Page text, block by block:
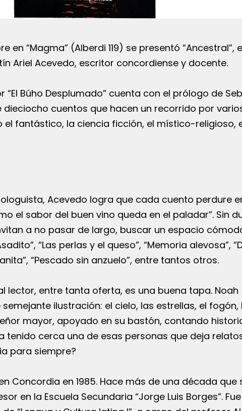
en “Magma” (Alberdi 119) se presentó “Ancestral”,
Ariel Acevedo, escritor concordiense y docente.
“El Búho Desplumado” cuenta con el prólogo de
dieciocho cuentos que hacen un recorrido por
el fantástico, la ciencia ficción, el místico-religioso,
Acevedo logra que cada cuento perdure
el sabor del buen vino queda en el paladar”. Sin
a no pasar de largo, buscar un espacio
“Las perlas y el queso”, “Memoria alevosa”,
“Pescado sin anzuelo”, entre tantos otros.
lector, entre tanta oferta, es una buena tapa. Noah
ilustración: el cielo, las estrellas, el fogón,
mayor, apoyado en su bastón, contando
tenido cerca una de esas personas que deja
para siempre?
Concordia en 1985. Hace más de una década que
en la Escuela Secundaria “Jorge Luis Borges”. Fue